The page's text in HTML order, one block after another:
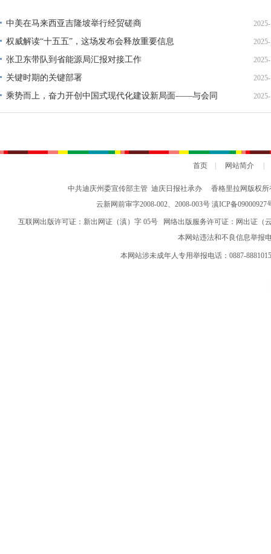
中美在马来西亚吉隆坡举行经贸磋商
权威解读“十五五”，这场发布会释放重要信息
张卫东带队到省能源局汇报对接工作
关键时期的关键部署
乘势而上，奋力开创中国式现代化建设新局面——与会同
志谈贯彻落实党的二十届四中全会精神